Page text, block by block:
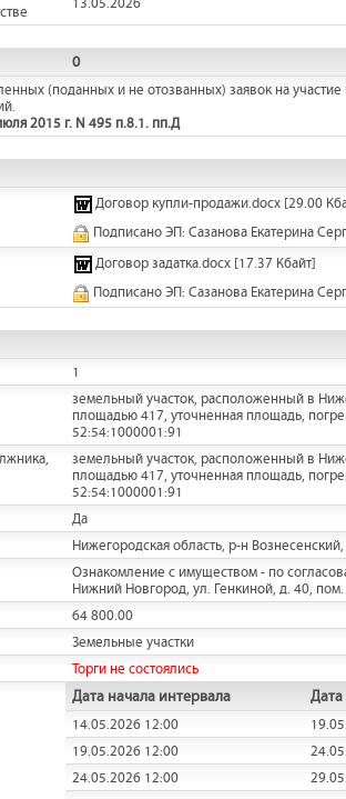
0
(поданных и не отозванных) заявок на
2015 г. N 495 п.8.1. пп.Д
Договор купли-продажи.docx [29.00
Подписано ЭП: Сазанова Екатерина
Договор задатка.docx [17.37 Кбайт]
Подписано ЭП: Сазанова Екатерина
1
земельный участок, расположенный в
площадью 417, уточненная площадь,
52:54:1000001:91
земельный участок, расположенный в
площадью 417, уточненная площадь,
52:54:1000001:91
Да
Нижегородская область, р-н
Ознакомление с имуществом - по
Нижний Новгород, ул. Генкиной, д. 40,
64 800.00
Земельные участки
Торги не состоялись
Дата начала интервала
14.05.2026 12:00
19.05.2026 12:00
24.05.2026 12:00